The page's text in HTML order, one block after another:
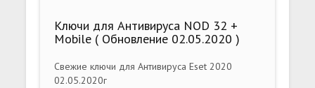
Ключи для Антивируса NOD 32 +
Mobile ( Обновление 02.05.2020 )
Свежие ключи для Антивируса Eset 2020
02.05.2020г